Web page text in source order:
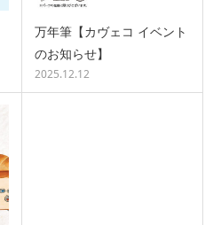
万年筆【カヴェコ イベント
のお知らせ】
2025.12.12